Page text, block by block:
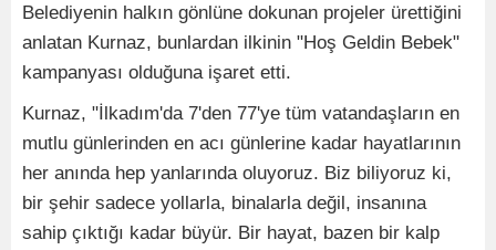
Belediyenin halkın gönlüne dokunan projeler ürettiğini
anlatan Kurnaz, bunlardan ilkinin "Hoş Geldin Bebek"
kampanyası olduğuna işaret etti.
Kurnaz, "İlkadım'da 7'den 77'ye tüm vatandaşların en
mutlu günlerinden en acı günlerine kadar hayatlarının
her anında hep yanlarında oluyoruz. Biz biliyoruz ki,
bir şehir sadece yollarla, binalarla değil, insanına
sahip çıktığı kadar büyür. Bir hayat, bazen bir kalp